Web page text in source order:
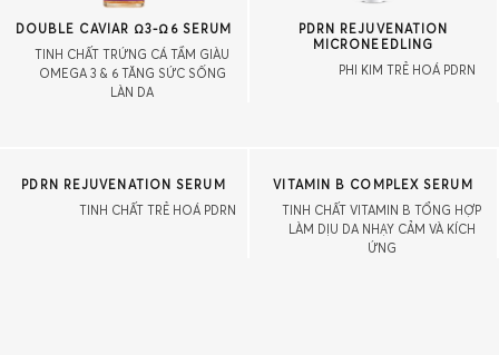
DOUBLE CAVIAR Ω3-Ω6 SERUM
TINH CHẤT TRỨNG CÁ TẦM GIÀU
OMEGA 3 & 6 TĂNG SỨC SỐNG
LÀN DA
PDRN REJUVENATION
MICRONEEDLING
PHI KIM TRẺ HOÁ PDRN
PDRN REJUVENATION SERUM
TINH CHẤT TRẺ HOÁ PDRN
VITAMIN B COMPLEX SERUM
TINH CHẤT VITAMIN B TỔNG HỢP
LÀM DỊU DA NHẠY CẢM VÀ KÍCH
ỨNG